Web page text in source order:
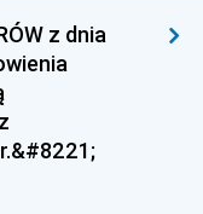
z dnia